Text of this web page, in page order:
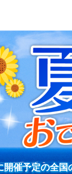
開催予定の全